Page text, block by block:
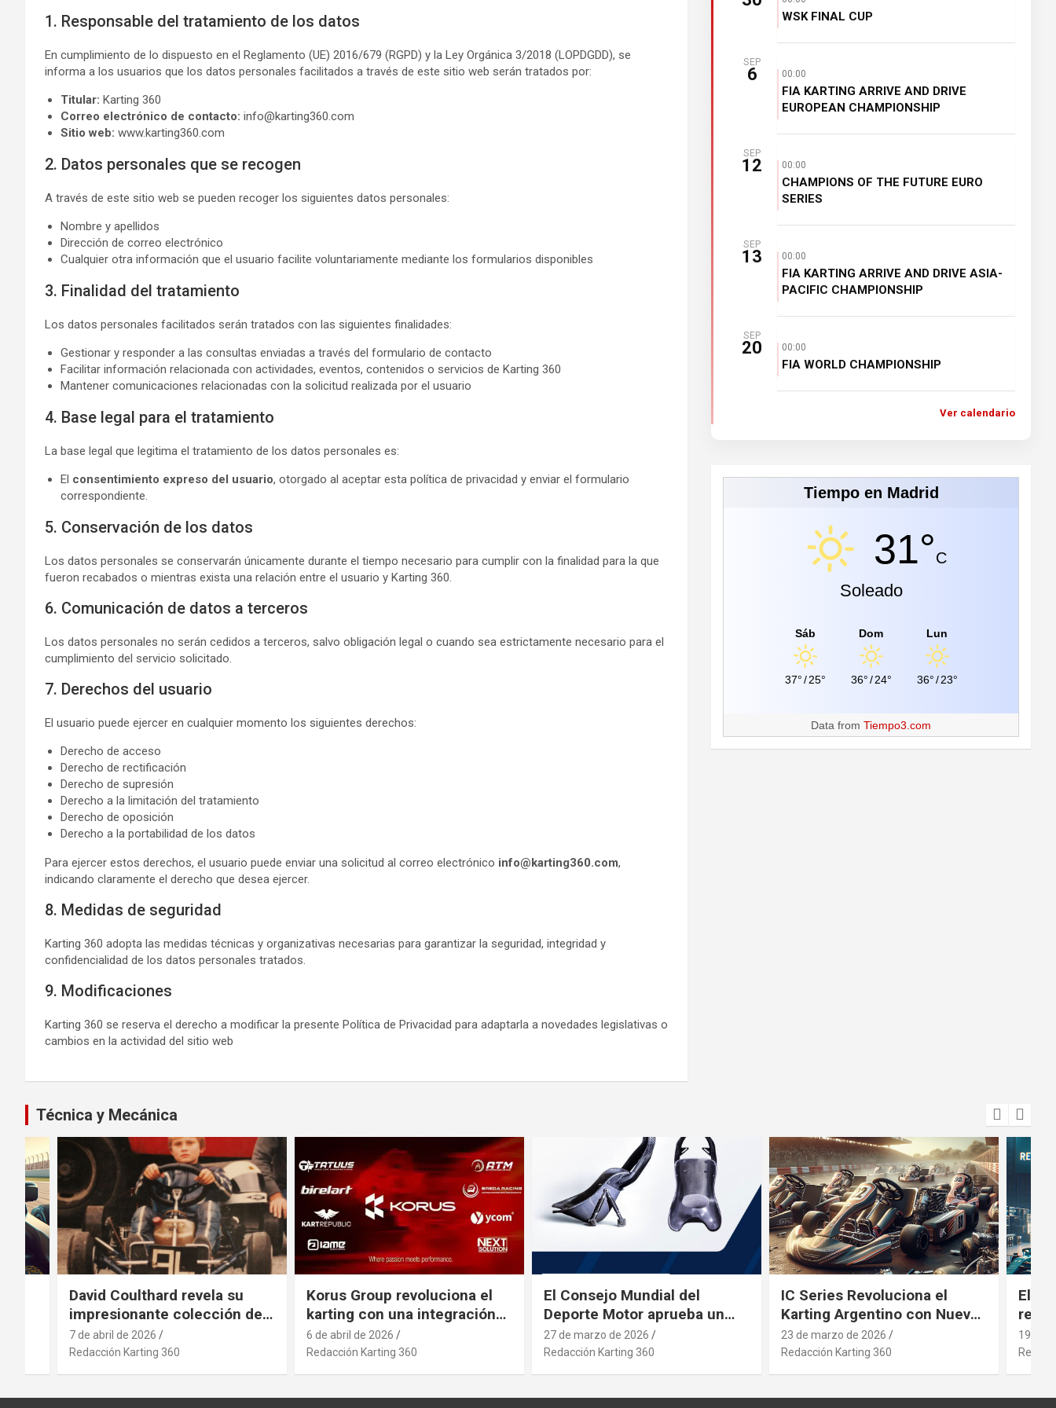
1. Responsable del tratamiento de los datos
En cumplimiento de lo dispuesto en el Reglamento (UE) 2016/679 (RGPD) y la Ley Orgánica 3/2018 (LOPDGDD), se
informa a los usuarios que los datos personales facilitados a través de este sitio web serán tratados por:
Titular: Karting 360
Correo electrónico de contacto: info@karting360.com
Sitio web: www.karting360.com
2. Datos personales que se recogen
A través de este sitio web se pueden recoger los siguientes datos personales:
Nombre y apellidos
Dirección de correo electrónico
Cualquier otra información que el usuario facilite voluntariamente mediante los formularios disponibles
3. Finalidad del tratamiento
Los datos personales facilitados serán tratados con las siguientes finalidades:
Gestionar y responder a las consultas enviadas a través del formulario de contacto
Facilitar información relacionada con actividades, eventos, contenidos o servicios de Karting 360
Mantener comunicaciones relacionadas con la solicitud realizada por el usuario
4. Base legal para el tratamiento
La base legal que legitima el tratamiento de los datos personales es:
El consentimiento expreso del usuario, otorgado al aceptar esta política de privacidad y enviar el formulario
correspondiente.
5. Conservación de los datos
Los datos personales se conservarán únicamente durante el tiempo necesario para cumplir con la finalidad para la que
fueron recabados o mientras exista una relación entre el usuario y Karting 360.
6. Comunicación de datos a terceros
Los datos personales no serán cedidos a terceros, salvo obligación legal o cuando sea estrictamente necesario para el
cumplimiento del servicio solicitado.
7. Derechos del usuario
El usuario puede ejercer en cualquier momento los siguientes derechos:
Derecho de acceso
Derecho de rectificación
Derecho de supresión
Derecho a la limitación del tratamiento
Derecho de oposición
Derecho a la portabilidad de los datos
Para ejercer estos derechos, el usuario puede enviar una solicitud al correo electrónico info@karting360.com,
indicando claramente el derecho que desea ejercer.
8. Medidas de seguridad
Karting 360 adopta las medidas técnicas y organizativas necesarias para garantizar la seguridad, integridad y
confidencialidad de los datos personales tratados.
9. Modificaciones
Karting 360 se reserva el derecho a modificar la presente Política de Privacidad para adaptarla a novedades legislativas o
cambios en la actividad del sitio web
WSK FINAL CUP
SEP
6 00:00
FIA KARTING ARRIVE AND DRIVE
EUROPEAN CHAMPIONSHIP
SEP
12 00:00
CHAMPIONS OF THE FUTURE EURO
SERIES
SEP
13 00:00
FIA KARTING ARRIVE AND DRIVE ASIA-
PACIFIC CHAMPIONSHIP
SEP
20 00:00
FIA WORLD CHAMPIONSHIP
Ver calendario
Tiempo en Madrid
31°C
Soleado
Sáb
37°/ 25°
Dom
36°/ 24°
Lun
36°/ 23°
Data fromTiempo3.com
Técnica y Mecánica
David Coulthard revela su
impresionante colección de
vehículos
7 de abril de 2026
Redacción Karting 360
Korus Group revoluciona el
karting con una integración
industrial estratégica que se
anticipa a posibles
movimietos que afecten al
6 de abril de 2026
Redacción Karting 360
El Consejo Mundial del
Deporte Motor aprueba un
nuevo asiento de karting
27 de marzo de 2026
Redacción Karting 360
IC Series Revoluciona el
Karting Argentino con Nuevos
Motores
23 de marzo de 2026
Redacción Karting 360
El
19 de